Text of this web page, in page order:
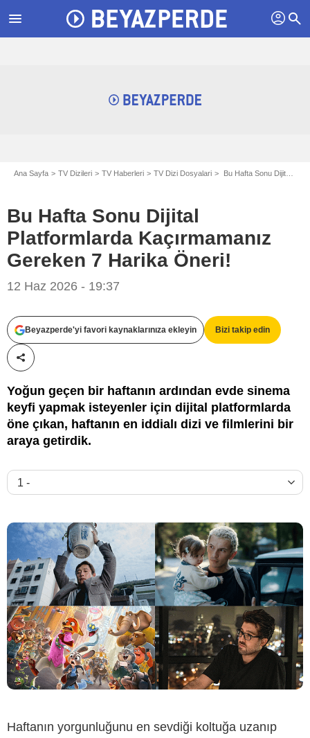
menu profil search
Ana Sayfa TV Dizileri TV Haberleri TV Dizi Dosyalari Bu Hafta Sonu Dijital Platformlarda Kaçırmamanız Gereken 7 Harika Öneri!
Bu Hafta Sonu Dijital
Platformlarda Kaçırmamanız
Gereken 7 Harika Öneri!
12 Haz 2026 - 19:37
Beyazperde'yi favori kaynaklarınıza ekleyin Bizi takip edin
Paylaş!
Yoğun geçen bir haftanın ardından evde sinema
keyfi yapmak isteyenler için dijital platformlarda
öne çıkan, haftanın en iddialı dizi ve filmlerini bir
araya getirdik.
Haftanın yorgunluğunu en sevdiği koltuğa uzanıp